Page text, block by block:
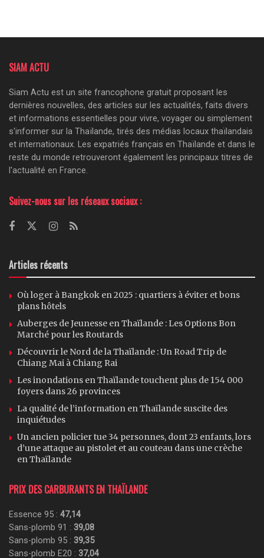
SIAM ACTU
Siam Actu est un site francophone gratuit proposant les
dernières nouvelles, des articles sur les actualités, faits divers
et informations essentielles pour vivre, voyager ou simplement
s'informer sur la Thaïlande, tirés des médias locaux thaïlandais
et internationaux. Les expatriés français en Thaïlande et dans le
reste du monde retrouveront également les principaux titres de
l'actualité en France.
Suivez-nous sur les réseaux sociaux :
Articles récents
Où loger à Bangkok en 2025 : quartiers à éviter et bons
plans hôtels
Auberges de Jeunesse en Thaïlande : Les Options Bon
Marché pour les Routards
Découvrir le Nord de la Thaïlande : Un Road Trip de
Chiang Mai à Chiang Rai
Les inondations en Thaïlande touchent plus de 154 000
foyers dans 26 provinces
La qualité de l’information en Thaïlande suscite des
inquiétudes
Un ancien policier tue 34 personnes, dont 23 enfants, lors
d’une attaque au pistolet et au couteau dans une crèche
en Thaïlande
PRIX DES CARBURANTS EN THAÏLANDE
Essence 95 : 47,14
Sans-plomb 91 : 39,08
Sans-plomb 95 : 39,35
Sans-plomb E20 : 37,04